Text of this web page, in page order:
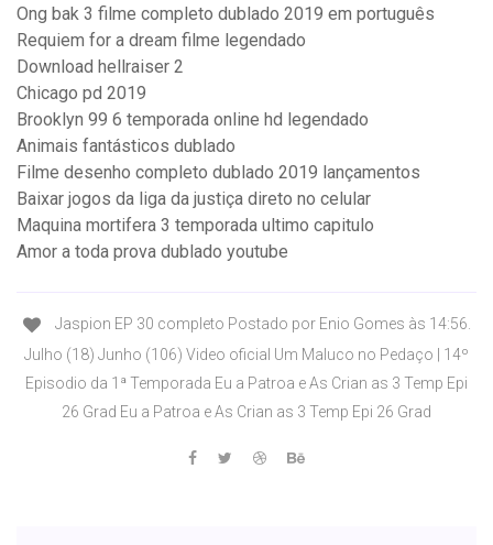
Ong bak 3 filme completo dublado 2019 em português
Requiem for a dream filme legendado
Download hellraiser 2
Chicago pd 2019
Brooklyn 99 6 temporada online hd legendado
Animais fantásticos dublado
Filme desenho completo dublado 2019 lançamentos
Baixar jogos da liga da justiça direto no celular
Maquina mortifera 3 temporada ultimo capitulo
Amor a toda prova dublado youtube
Jaspion EP 30 completo Postado por Enio Gomes às 14:56.
Julho (18) Junho (106) Video oficial Um Maluco no Pedaço | 14º
Episodio da 1ª Temporada Eu a Patroa e As Crian as 3 Temp Epi
26 Grad Eu a Patroa e As Crian as 3 Temp Epi 26 Grad